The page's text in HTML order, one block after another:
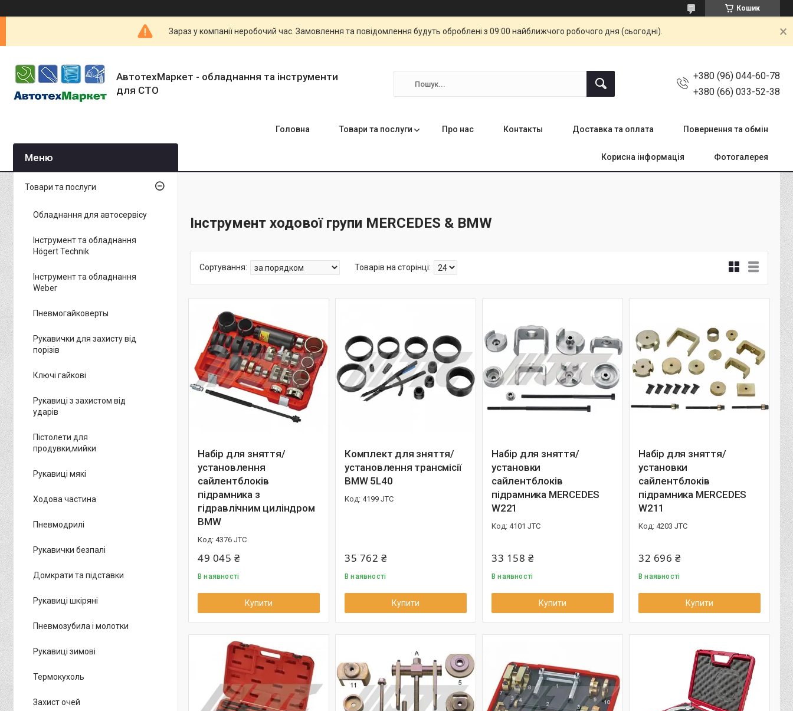
Кошик
Зараз у компанії неробочий час. Замовлення та повідомлення будуть оброблені з 09:00 найближчого робочого дня (сьогодні).
АвтотехМаркет - обладнання та інструменти
для СТО
+380 (96) 044-60-78
+380 (66) 033-52-38
Головна Товари та послуги Про нас Контакты Доставка та оплата Повернення та обмін
Корисна інформація Фотогалерея
Інструмент ходової групи MERCEDES & BMW
Набір для зняття/
установлення
сайлентблоків
підрамника з
гідравлічним циліндром
BMW
4376 JTC
49 045 ₴
В наявності
Купити
Комплект для зняття/
установлення трансмісії
BMW 5L40
4199 JTC
35 762 ₴
В наявності
Купити
Набір для зняття/
установки
сайлентблоків
підрамника MERCEDES
W221
4101 JTC
33 158 ₴
В наявності
Купити
Набір для зняття/
установки
сайлентблоків
підрамника MERCEDES
W211
4203 JTC
32 696 ₴
В наявності
Купити
Товари та послуги
Обладнання для автосервісу
Інструмент та обладнання
Högert Technik
Інструмент та обладнання
Weber
Пневмогайковерты
Рукавички для захисту від
порізів
Ключі гайкові
Рукавиці з захистом від
ударів
Пістолети для
продувки,мийки
Рукавиці мякі
Ходова частина
Пневмодрилі
Рукавички безпалі
Домкрати та підставки
Рукавиці шкіряні
Пневмозубила і молотки
Рукавиці зимові
Термокухоль
Захист очей